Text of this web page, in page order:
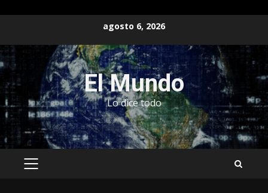
contenido
agosto 6, 2026
El Mundo
Lo dice todo
MENÚ